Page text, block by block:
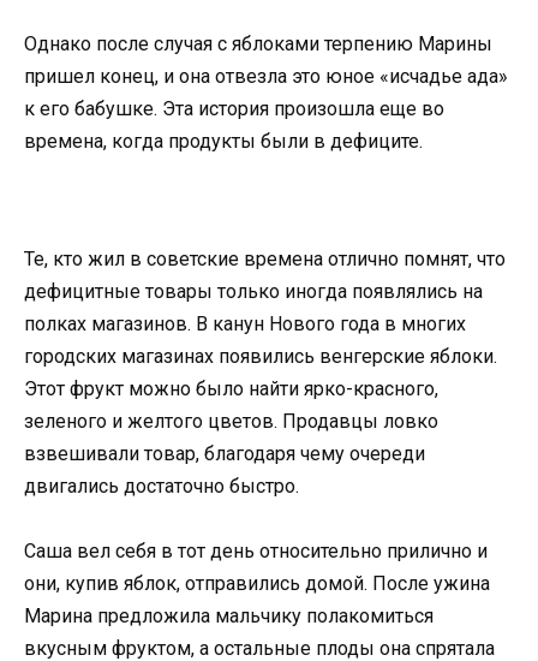
Однако после случая с яблоками терпению Марины
пришел конец, и она отвезла это юное «исчадье ада»
к его бабушке. Эта история произошла еще во
времена, когда продукты были в дефиците.
Те, кто жил в советские времена отлично помнят, что
дефицитные товары только иногда появлялись на
полках магазинов. В канун Нового года в многих
городских магазинах появились венгерские яблоки.
Этот фрукт можно было найти ярко-красного,
зеленого и желтого цветов. Продавцы ловко
взвешивали товар, благодаря чему очереди
двигались достаточно быстро.
Саша вел себя в тот день относительно прилично и
они, купив яблок, отправились домой. После ужина
Марина предложила мальчику полакомиться
вкусным фруктом, а остальные плоды она спрятала